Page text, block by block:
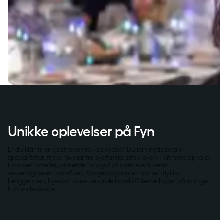
Unikke oplevelser på Fyn